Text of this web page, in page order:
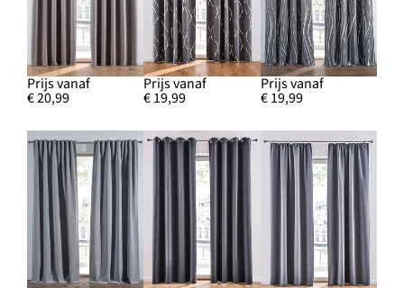
Prijs vanaf
€ 20,99
Prijs vanaf
€ 19,99
Prijs vanaf
€ 19,99